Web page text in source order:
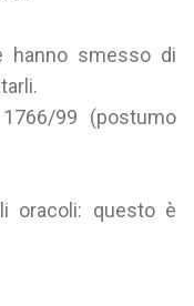
hanno smesso di
99 (postumo
oracoli: questo è